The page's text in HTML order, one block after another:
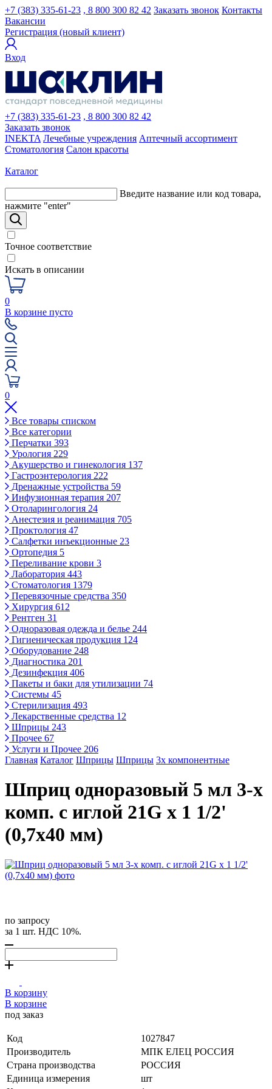
+7 (383) 335-61-23 , 8 800 300 82 42 Заказать звонок Контакты
Вакансии
Регистрация (новый клиент)
Вход
+7 (383) 335-61-23 , 8 800 300 82 42
Заказать звонок
INEKTA Лечебные учреждения Аптечный ассортимент
Стоматология Салон красоты
Каталог
Введите название или код товара,
нажмите "enter"
Точное соответствие
Искать в описании
0
В корзине пусто
0
Все товары списком
Все категории
Перчатки 393
Урология 229
Акушерство и гинекология 137
Гастроэнтерология 222
Дренажные устройства 59
Инфузионная терапия 207
Отоларингология 24
Анестезия и реанимация 705
Проктология 47
Салфетки инъекционные 23
Ортопедия 5
Переливание крови 3
Лаборатория 443
Стоматология 1379
Перевязочные средства 350
Хирургия 612
Рентген 31
Одноразовая одежда и белье 244
Гигиеническая продукция 124
Оборудование 248
Диагностика 201
Дезинфекция 406
Пакеты и баки для утилизации 74
Системы 45
Стерилизация 493
Лекарственные средства 12
Шприцы 243
Прочее 67
Услуги и Прочее 206
Главная Каталог Шприцы Шприцы 3х компонентные
Шприц одноразовый 5 мл 3-х
комп. с иглой 21G х 1 1/2'
(0,7х40 мм)
по запросу
за 1 шт. НДС 10%.
В корзину
В корзине
под заказ
Код
1027847
Производитель
МПК ЕЛЕЦ РОССИЯ
Страна производства
РОССИЯ
Единица измерения
шт